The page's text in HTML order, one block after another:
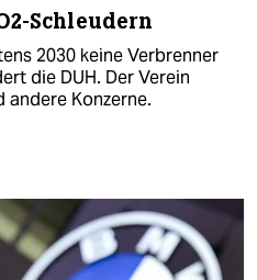
Schleudern
2030 keine Verbrenner
die DUH. Der Verein
Konzerne.